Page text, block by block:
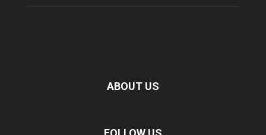
ABOUT US